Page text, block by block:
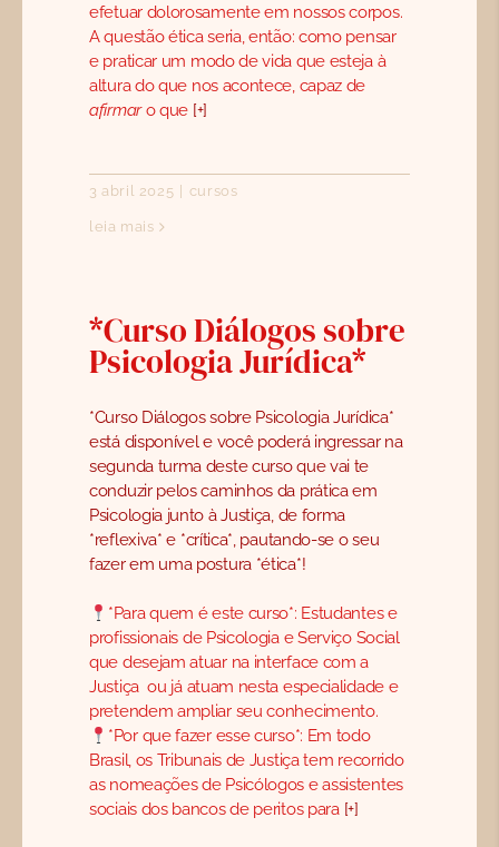
efetuar dolorosamente em nossos corpos.
A questão ética seria, então: como pensar
e praticar um modo de vida que esteja à
altura do que nos acontece, capaz de
afirmaro que [+]
3 abril 2025 cursos
leia mais
*Curso Diálogos sobre
Psicologia Jurídica*
*Curso Diálogos sobre Psicologia Jurídica*
está disponível e você poderá ingressar na
segunda turma deste curso que vai te
conduzir pelos caminhos da prática em
Psicologia junto à Justiça, de forma
*reflexiva* e *crítica*, pautando-se o seu
fazer em uma postura *ética*!
*Para quem é este curso*: Estudantes e
profissionais de Psicologia e Serviço Social
que desejam atuar na interface com a
Justiça ou já atuam nesta especialidade e
pretendem ampliar seu conhecimento.
*Por que fazer esse curso*: Em todo
Brasil, os Tribunais de Justiça tem recorrido
as nomeações de Psicólogos e assistentes
sociais dos bancos de peritos para[+]